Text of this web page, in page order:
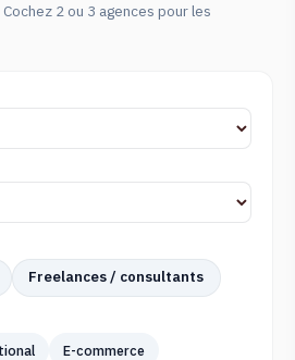
2 ou 3 agences pour les
Freelances / consultants
E-commerce